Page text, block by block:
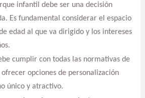
infantil debe ser una decisión
Es fundamental considerar el espacio
edad al que va dirigido y los intereses
cumplir con todas las normativas de
opciones de personalización
único y atractivo.